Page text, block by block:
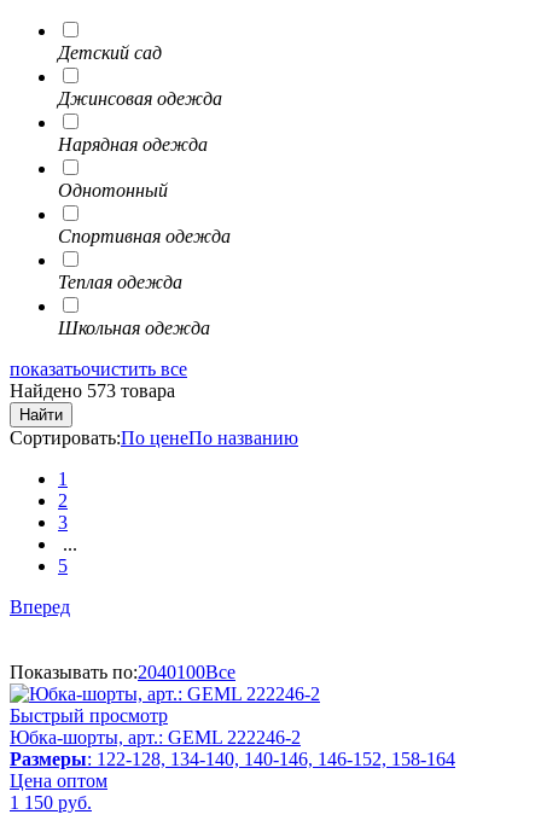
Детский сад
Джинсовая одежда
Нарядная одежда
Однотонный
Спортивная одежда
Теплая одежда
Школьная одежда
показатьочистить все
Найдено 573 товара
Найти
Сортировать:По ценеПо названию
1
2
3
...
5
Вперед
Показывать по:2040100Все
Быстрый просмотр
Юбка-шорты, арт.: GEML 222246-2
Размеры: 122-128, 134-140, 140-146, 146-152, 158-164
Цена оптом
1 150 руб.